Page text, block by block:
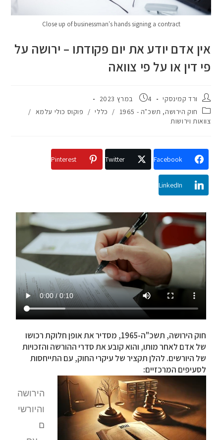
Close up of businessman's hands signing a contract
אין אדם יודע את יום פקודתו – ירושה על
פי דין או על פי צוואה
ורד קמינסקי
4 במרץ 2023
חוק הירושה, תשכ"ה - 1965
/ כללי / פוקוס כולי עלמא /
צוואות וירושות
Facebook
Twitter
Pinterest
LinkedIn
חוק הירושה, תשכ"ה-1965, מסדיר את אופן חלוקת רכושו
של אדם לאחר מותו, והוא קובע את סדרי ההורשה והזכויות
של היורשים. להלן תקציר של עיקרי החוק, עם התייחסות
לסעיפים המרכזיים:
הירושה
והיורשי
ם